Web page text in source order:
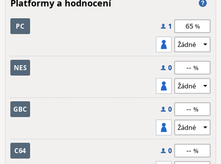
Platformy a hodnocení
PC 1 65
NES 0 --
GBC 0 --
C64 0 --